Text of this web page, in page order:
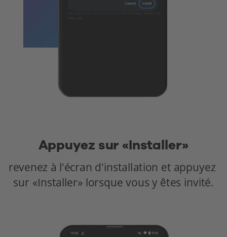
Appuyez sur «Installer»
revenez à l'écran d'installation et appuyez
sur «Installer» lorsque vous y êtes invité.